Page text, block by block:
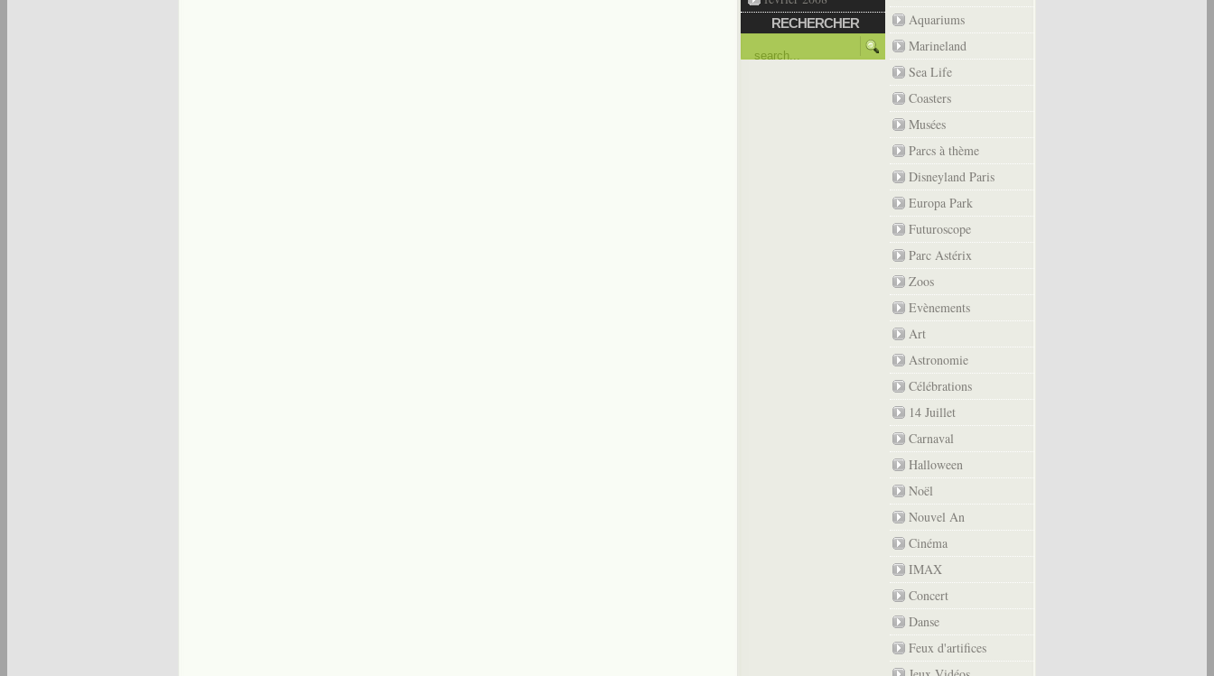
RECHERCHER
Aquariums
Marineland
Sea Life
Coasters
Musées
Parcs à thème
Disneyland Paris
Europa Park
Futuroscope
Parc Astérix
Zoos
Evènements
Art
Astronomie
Célébrations
14 Juillet
Carnaval
Halloween
Noël
Nouvel An
Cinéma
IMAX
Concert
Danse
Feux d'artifices